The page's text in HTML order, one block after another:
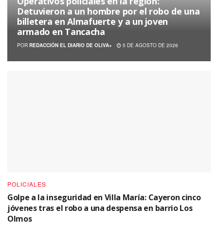
Detuvieron a un hombre por el robo de una
billetera en Almafuerte y a un joven
armado en Tancacha
POR REDACCIÓN EL DIARIO DE OLIVA+ 5 DE AGOSTO DE 2026
POLICIALES
Golpe a la inseguridad en Villa María: Cayeron cinco
jóvenes tras el robo a una despensa en barrio Los
Olmos